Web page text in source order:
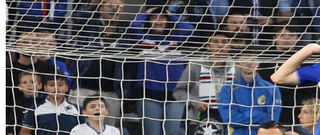
Universidad de Chile
Sustentabilidad